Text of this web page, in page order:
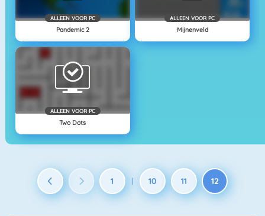
ALLEEN VOOR PC
Pandemic 2
ALLEEN VOOR PC
Mijnenveld
ALLEEN VOOR PC
Two Dots
1 | 10 11 12